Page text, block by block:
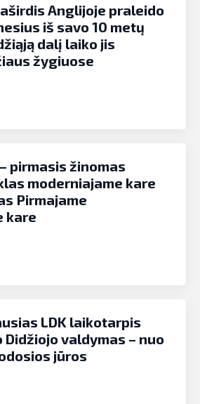
Anglijoje praleido
iš savo 10 metų
dalį laiko jis
žygiuose
pirmasis žinomas
moderniajame kare
Pirmajame
kare
LDK laikotarpis
valdymas – nuo
jūros